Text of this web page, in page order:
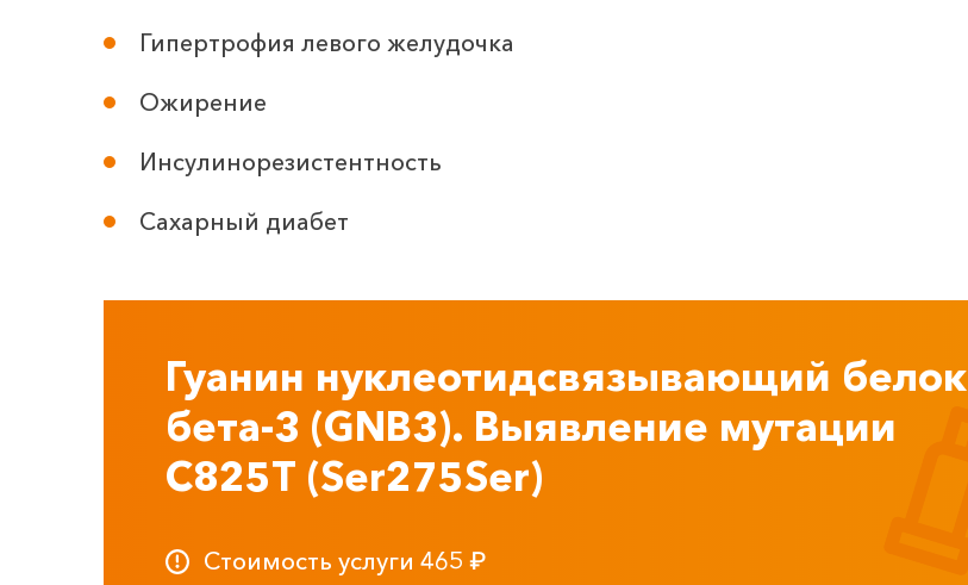
Гипертрофия левого желудочка
Ожирение
Инсулинорезистентность
Сахарный диабет
Гуанин нуклеотидсвязывающий белок
бета-3 (GNB3). Выявление мутации
С825Т (Ser275Ser)
Стоимость услуги 465 ₽